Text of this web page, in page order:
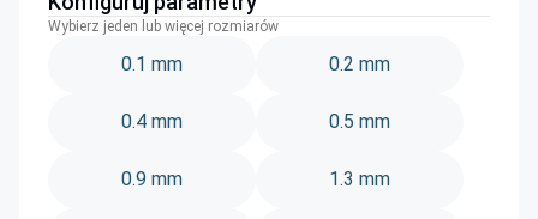
Wybierz jeden lub więcej rozmiarów
0.1 mm 0.2 mm
0.4 mm 0.5 mm
0.9 mm 1.3 mm